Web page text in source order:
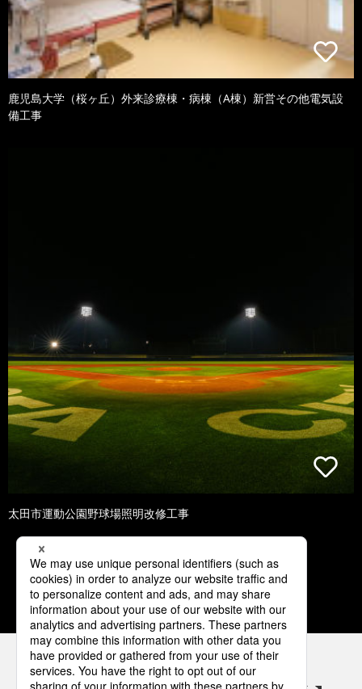
鹿児島大学（桜ヶ丘）外来診療棟・病棟（A棟）新営その他電気設
備工事
太田市運動公園野球場照明改修工事
1 2 3 4 5
パナソニックの電気設備 SNSアカウント